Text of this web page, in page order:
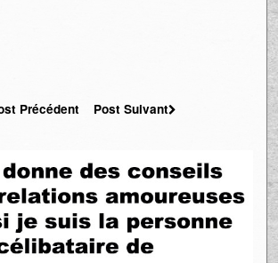
Précédent Post Suivant